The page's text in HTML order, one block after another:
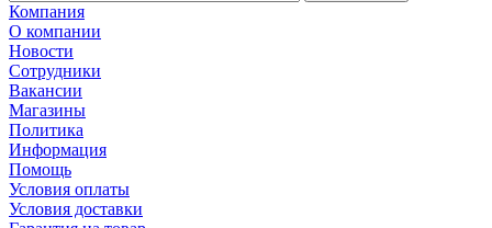
Компания
О компании
Новости
Сотрудники
Вакансии
Магазины
Политика
Информация
Помощь
Условия оплаты
Условия доставки